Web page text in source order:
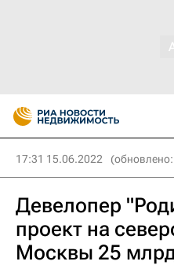
17:31 15.06.2022
Девелопер
проект на
Москвы 25